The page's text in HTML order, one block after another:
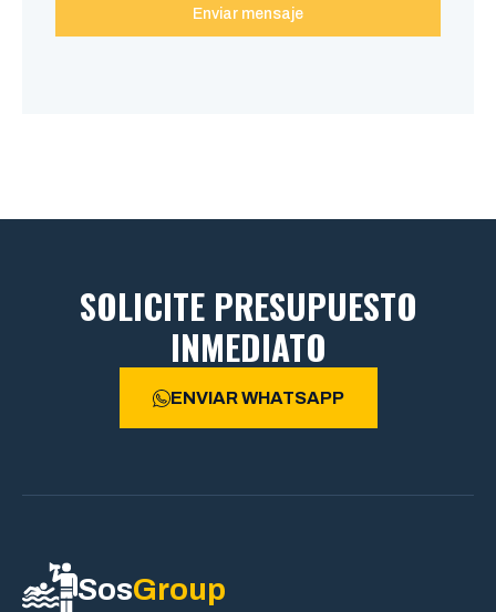
Enviar mensaje
SOLICITE PRESUPUESTO
INMEDIATO
ENVIAR WHATSAPP
SosGroup